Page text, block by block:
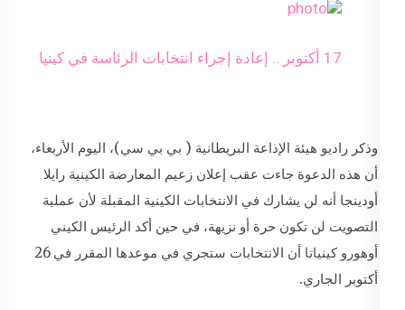
17 أكتوبر .. إعادة إجراء انتخابات الرئاسة في كينيا
وذكر راديو هيئة الإذاعة البريطانية ( بي بي سي)، اليوم الأربعاء،
أن هذه الدعوة جاءت عقب إعلان زعيم المعارضة الكينية رايلا
أودينجا أنه لن يشارك في الانتخابات الكينية المقبلة لأن عملية
التصويت لن تكون حرة أو نزيهة، في حين أكد الرئيس الكيني
أوهورو كينياتا أن الانتخابات ستجري في موعدها المقرر في 26
أكتوبر الجاري.